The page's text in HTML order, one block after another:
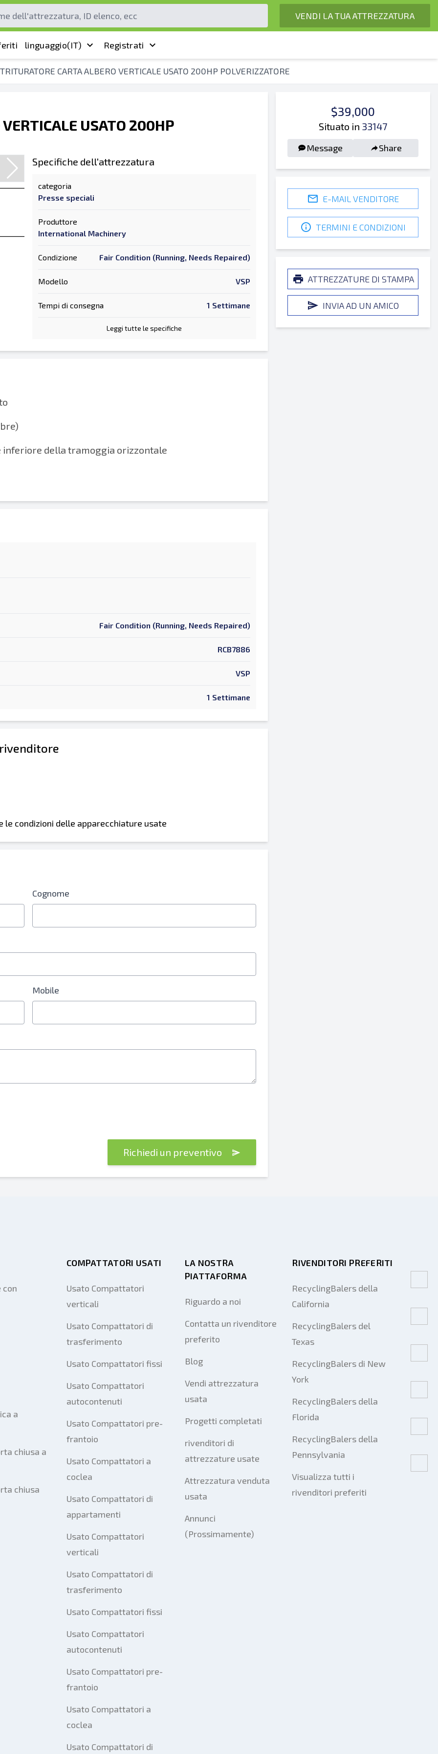
VENDI LA TUA ATTREZZATURA
linguaggio(IT) Registrati
TRITURATORE CARTA ALBERO VERTICALE USATO 200HP POLVERIZZATORE
USATO 200HP
Specifiche dell'attrezzatura
categoria
Presse speciali
Produttore
International Machinery
Condizione Fair Condition (Running, Needs Repaired)
Modello VSP
Tempi di consegna 1 Settimane
Leggi tutte le specifiche
inferiore della tramoggia orizzontale
Fair Condition (Running, Needs Repaired)
RCB7886
VSP
1 Settimane
condizioni delle apparecchiature usate
Cognome
Mobile
Richiedi un preventivo
$39,000
Situato in 33147
Message Share
E-MAIL VENDITORE
TERMINI E CONDIZIONI
ATTREZZATURE DI STAMPA
INVIA AD UN AMICO
con
a
chiusa a
chiusa
COMPATTATORI USATI
Usato Compattatori
verticali
Usato Compattatori di
trasferimento
Usato Compattatori fissi
Usato Compattatori
autocontenuti
Usato Compattatori pre-
frantoio
Usato Compattatori a
coclea
Usato Compattatori di
appartamenti
Usato Compattatori
verticali
Usato Compattatori di
trasferimento
Usato Compattatori fissi
Usato Compattatori
autocontenuti
Usato Compattatori pre-
frantoio
Usato Compattatori a
coclea
Usato Compattatori di
LA NOSTRA
PIATTAFORMA
Riguardo a noi
Contatta un rivenditore
preferito
Blog
Vendi attrezzatura
usata
Progetti completati
rivenditori di
attrezzature usate
Attrezzatura venduta
usata
Annunci
(Prossimamente)
RIVENDITORI PREFERITI
RecyclingBalers della
California
RecyclingBalers del
Texas
RecyclingBalers di New
York
RecyclingBalers della
Florida
RecyclingBalers della
Pennsylvania
Visualizza tutti i
rivenditori preferiti